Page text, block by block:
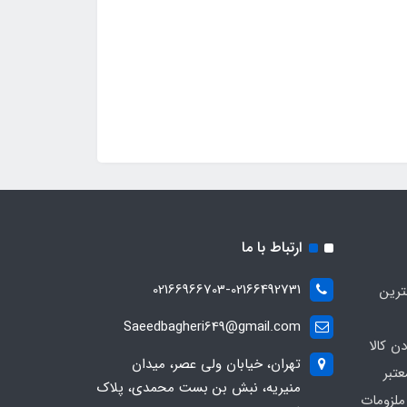
کالا
ارتباط با ما
02166966703-02166492731
Saeedbagheri649@gmail.com
تهران، خیابان ولی عصر، میدان
منیریه، نبش بن بست محمدی، پلاک